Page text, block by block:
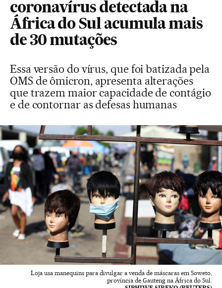
coronavírus detectada na
África do Sul acumula mais
de 30 mutações
Essa versão do vírus, que foi batizada pela
OMS de ômicron, apresenta alterações
que trazem maior capacidade de contágio
e de contornar as defesas humanas
Loja usa manequins para divulgar a venda de máscaras em Soweto,
província de Gauteng na África do Sul.